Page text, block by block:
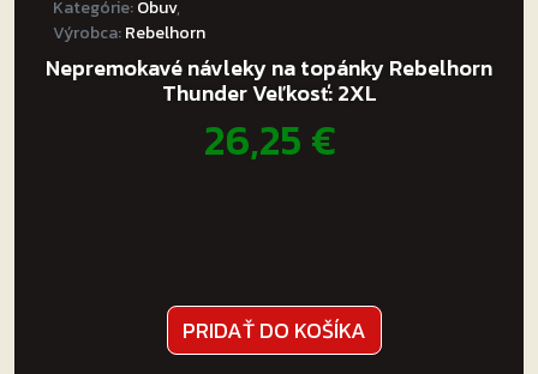
Kategórie:Obuv,
Výrobca:Rebelhorn
Nepremokavé návleky na topánky Rebelhorn
Thunder Veľkosť: 2XL
26,25€
PRIDAŤ DO KOŠÍKA